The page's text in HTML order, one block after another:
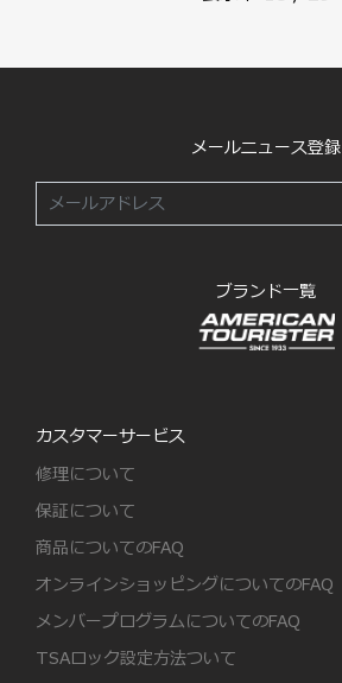
メールニュース登録
ブランド一覧
カスタマーサービス
修理について
保証について
商品についてのFAQ
オンラインショッピングについてのFAQ
メンバープログラムについてのFAQ
TSAロック設定方法ついて